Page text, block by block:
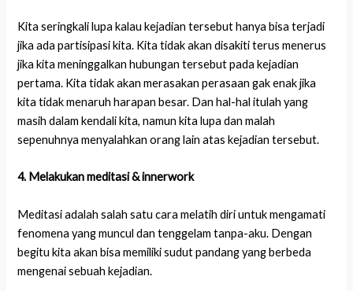
Kita seringkali lupa kalau kejadian tersebut hanya bisa terjadi
jika ada partisipasi kita. Kita tidak akan disakiti terus menerus
jika kita meninggalkan hubungan tersebut pada kejadian
pertama. Kita tidak akan merasakan perasaan gak enak jika
kita tidak menaruh harapan besar. Dan hal-hal itulah yang
masih dalam kendali kita, namun kita lupa dan malah
sepenuhnya menyalahkan orang lain atas kejadian tersebut.
4. Melakukan meditasi & innerwork
Meditasi adalah salah satu cara melatih diri untuk mengamati
fenomena yang muncul dan tenggelam tanpa-aku. Dengan
begitu kita akan bisa memiliki sudut pandang yang berbeda
mengenai sebuah kejadian.